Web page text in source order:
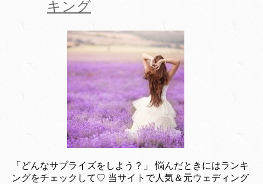
キング
「どんなサプライズをしよう？」 悩んだときにはランキ
ングをチェックして♡ 当サイトで人気＆元ウェディング